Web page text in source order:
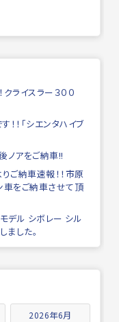
ライスラー３００
！「シエンタハイブ
ノアをご納車!!
ご納車速報！！市原
をご納車させて頂
ル シボレー シル
ました。
2026年6月